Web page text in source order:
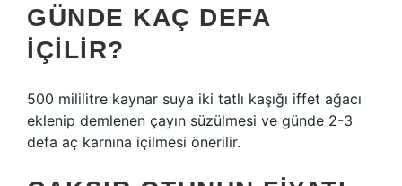
GÜNDE KAÇ DEFA
IÇILIR?
500 mililitre kaynar suya iki tatlı kaşığı iffet ağacı
eklenip demlenen çayın süzülmesi ve günde 2-3
defa aç karnına içilmesi önerilir.